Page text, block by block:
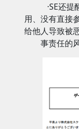
·SE还
用、没有直接
给他人导致被
事责任的